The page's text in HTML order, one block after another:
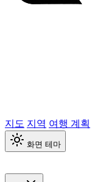
지도 지역 여행 계획
화면 테마